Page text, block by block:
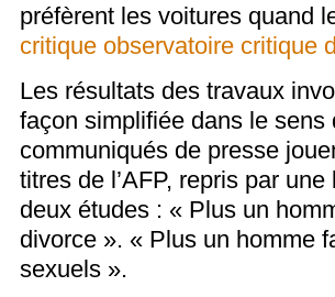
préfèrent les voitures quand
critique observatoire critique
Les résultats des travaux
façon simplifiée dans le
communiqués de presse
titres de l’AFP, repris par
deux études : « Plus un
divorce ». « Plus un homme
sexuels ».